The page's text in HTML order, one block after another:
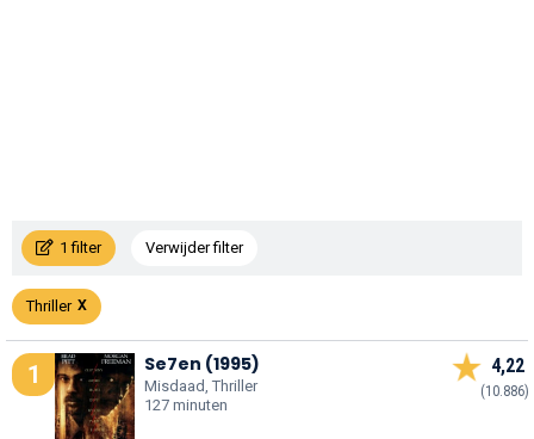
1 filter Verwijder filter
Thriller
1 Se7en (1995)
Misdaad, Thriller
127 minuten
4,22
(10.886)